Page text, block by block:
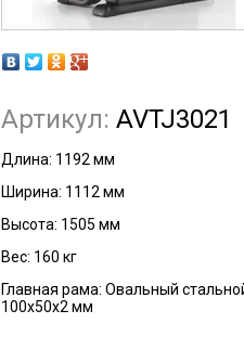
Артикул: AVTJ3021
Длина: 1192 мм
Ширина: 1112 мм
Высота: 1505 мм
Вес: 160 кг
Главная рама: Овальный
100х50х2 мм